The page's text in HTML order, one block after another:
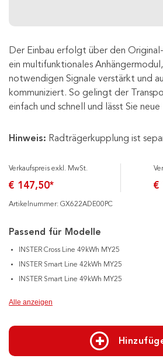
Der Einbau erfolgt über den
ein multifunktionales
notwendigen Signale verstärkt und
kommuniziert. So gelingt der
einfach und schnell und lässt Sie
Hinweis: Radträgerkupplung ist
Verkaufspreis exkl. MwSt.
€ 147,50* €
Artikelnummer: GX622ADE00PC
Passend für Modelle
INSTER Cross Line 49kWh MY25
INSTER Smart Line 42kWh MY25
INSTER Smart Line 49kWh MY25
Alle anzeigen